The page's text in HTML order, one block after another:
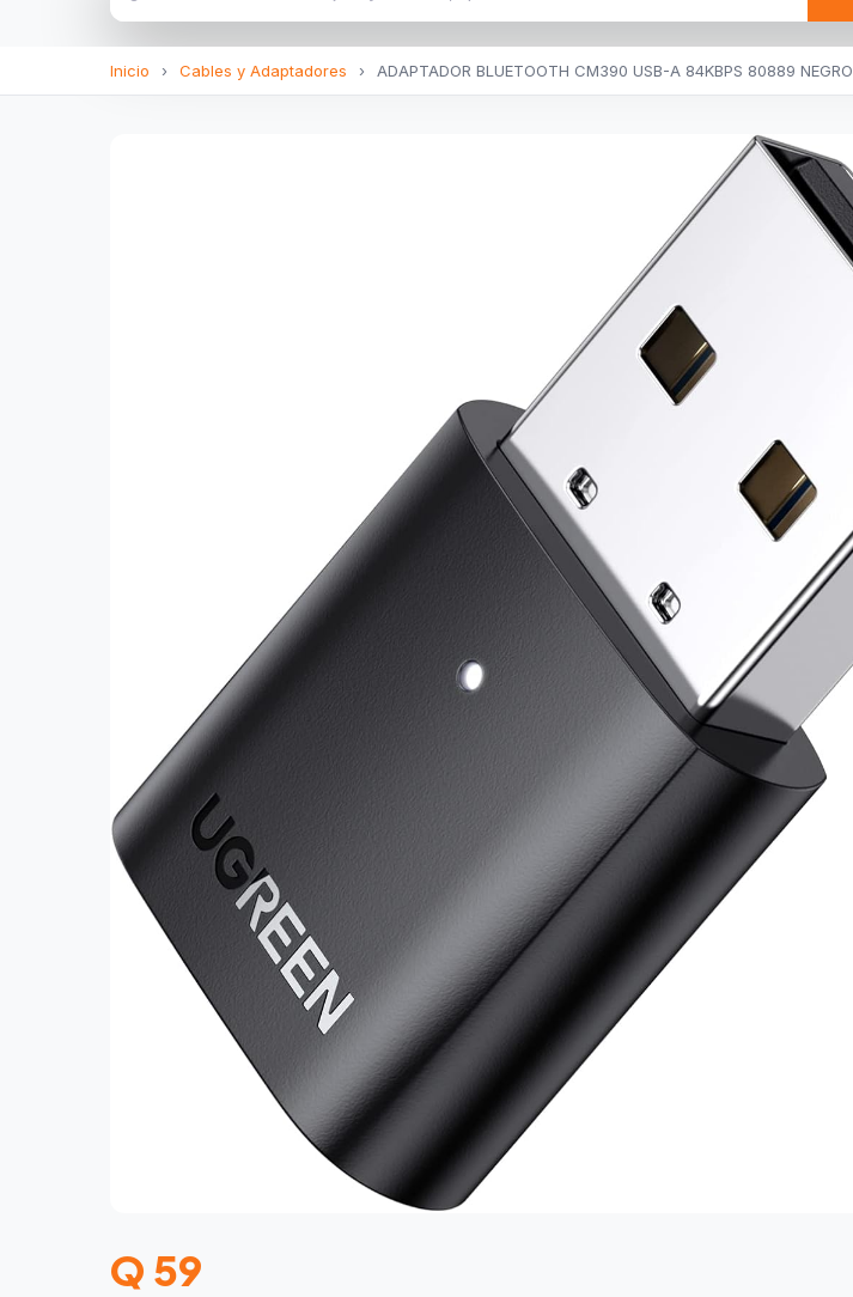
Inicio › Cables y Adaptadores › ADAPTADOR BLUETOOTH CM390 USB-A 84KBPS 80889 NEGRO
Q 59